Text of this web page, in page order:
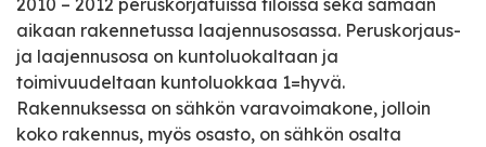
2010 – 2012 peruskorjatuissa tiloissa sekä samaan
aikaan rakennetussa laajennusosassa. Peruskorjaus-
ja laajennusosa on kuntoluokaltaan ja
toimivuudeltaan kuntoluokkaa 1=hyvä.
Rakennuksessa on sähkön varavoimakone, jolloin
koko rakennus, myös osasto, on sähkön osalta